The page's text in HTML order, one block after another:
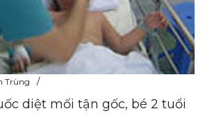
Trùng
diệt mối tận gốc, bé 2 tuổi